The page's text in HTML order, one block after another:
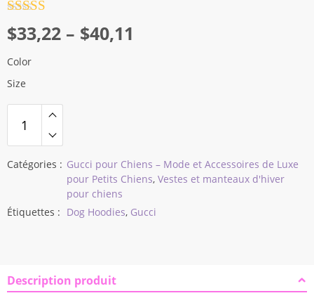
sur 5
$33,22 – $40,11
Plage
de
prix :
$40,11
Color
Size
Catégories : Gucci pour Chiens – Mode et Accessoires de Luxe
pour Petits Chiens, Vestes et manteaux d'hiver
pour chiens
Étiquettes : Dog Hoodies, Gucci
Description produit